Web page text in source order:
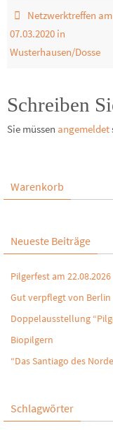
Netzwerktreffen am
07.03.2020 in
Wusterhausen/Dosse
Schreiben
Sie müssen angemeldet
Warenkorb
Neueste Beiträge
Pilgerfest am 22.08.2026
Gut verpflegt von Berlin
Doppelausstellung
Biopilgern
“Das Santiago des
Schlagwörter